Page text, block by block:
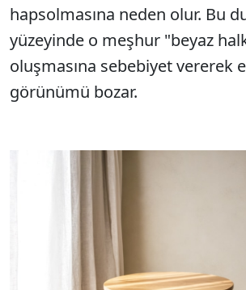
hapsolmasına neden olur. Bu
yüzeyinde o meşhur "beyaz
oluşmasına sebebiyet vererek
görünümü bozar.